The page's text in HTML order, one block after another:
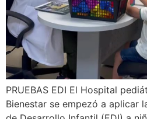
PRUEBAS EDI El Hospital
Bienestar se empezó a aplicar